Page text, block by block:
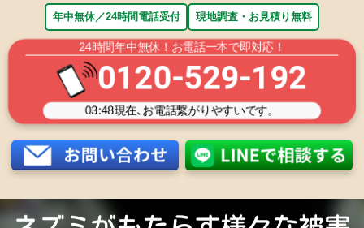
年中無休／24時間電話受付 現地調査・お見積り無料
24時間年中無休！お電話一本で即対応！
0120-529-192
03:48現在､お電話繋がりやすいです。